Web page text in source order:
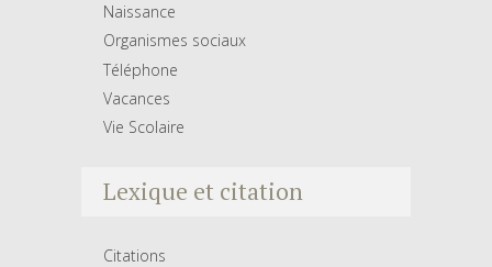
Naissance
Organismes sociaux
Téléphone
Vacances
Vie Scolaire
Lexique et citation
Citations